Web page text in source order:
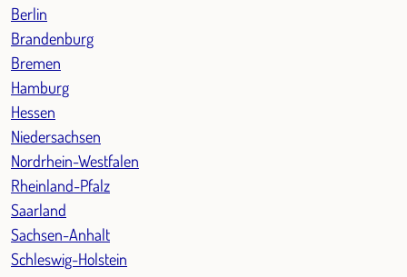
Berlin
Brandenburg
Bremen
Hamburg
Hessen
Niedersachsen
Nordrhein-Westfalen
Rheinland-Pfalz
Saarland
Sachsen-Anhalt
Schleswig-Holstein